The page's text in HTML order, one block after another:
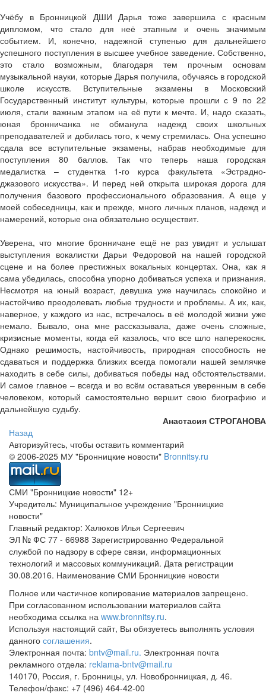
Учёбу в Бронницкой ДШИ Дарья тоже завершила с красным
дипломом, что стало для неё этапным и очень значимым
событием. И, конечно, надежной ступенью для дальнейшего
успешного поступления в высшее учебное заведение. Собственно,
это стало возможным, благодаря тем прочным основам
музыкальной науки, которые Дарья получила, обучаясь в городской
школе искусств. Вступительные экзамены в Московский
Государственный институт культуры, которые прошли с 9 по 22
июля, стали важным этапом на её пути к мечте. И, надо сказать,
юная бронничанка не обманула надежд своих школьных
преподавателей и добилась того, к чему стремилась. Она успешно
сдала все вступительные экзамены, набрав необходимые для
поступления 80 баллов. Так что теперь наша городская
медалистка – студентка 1-го курса факультета «Эстрадно-
джазового искусства». И перед ней открыта широкая дорога для
получения базового профессионального образования. А еще у
моей собеседницы, как и прежде, много личных планов, надежд и
намерений, которые она обязательно осуществит.
Уверена, что многие бронничане ещё не раз увидят и услышат
выступления вокалистки Дарьи Федоровой на нашей городской
сцене и на более престижных вокальных концертах. Она, как я
сама убедилась, способна упорно добиваться успеха и признания.
Несмотря на юный возраст, девушка уже научилась спокойно и
настойчиво преодолевать любые трудности и проблемы. А их, как,
наверное, у каждого из нас, встречалось в её молодой жизни уже
немало. Бывало, она мне рассказывала, даже очень сложные,
кризисные моменты, когда ей казалось, что все шло наперекосяк.
Однако решимость, настойчивость, природная способность не
сдаваться и поддержка близких всегда помогали нашей землячке
находить в себе силы, добиваться победы над обстоятельствами.
И самое главное – всегда и во всём оставаться уверенным в себе
человеком, который самостоятельно вершит свою биографию и
дальнейшую судьбу.
Анастасия СТРОГАНОВА
Назад
Авторизуйтесь, чтобы оставить комментарий
© 2006-2025 МУ "Бронницкие новости" Bronnitsy.ru
СМИ "Бронницкие новости" 12+
Учредитель: Муниципальное учреждение "Бронницкие
новости"
Главный редактор: Халюков Илья Сергеевич
ЭЛ № ФС 77 - 66988 Зарегистрированно Федеральной
службой по надзору в сфере связи, информационных
технологий и массовых коммуникаций. Дата регистрации
30.08.2016. Наименование СМИ Бронницкие новости
Полное или частичное копирование материалов запрещено.
При согласованном использовании материалов сайта
необходима ссылка на www.bronnitsy.ru.
Используя настоящий сайт, Вы обязуетесь выполнять условия
данного соглашения.
Электронная почта: bntv@mail.ru. Электронная почта
рекламного отдела: reklama-bntv@mail.ru
140170, Россия, г. Бронницы, ул. Новобронницкая, д. 46.
Телефон/факс: +7 (496) 464-42-00